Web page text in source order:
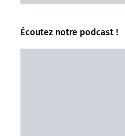
Écoutez notre podcast !